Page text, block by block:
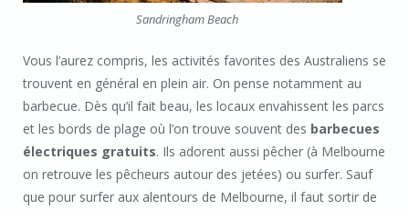
Sandringham Beach
Vous l’aurez compris, les activités favorites des Australiens se
trouvent en général en plein air. On pense notamment au
barbecue. Dès qu’il fait beau, les locaux envahissent les parcs
et les bords de plage où l’on trouve souvent des barbecues
électriques gratuits. Ils adorent aussi pêcher (à Melbourne
on retrouve les pêcheurs autour des jetées) ou surfer. Sauf
que pour surfer aux alentours de Melbourne, il faut sortir de